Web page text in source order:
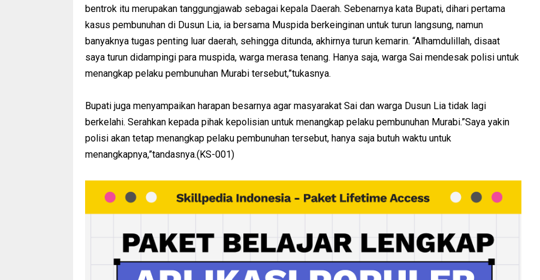
bentrok itu merupakan tanggungjawab sebagai kepala Daerah. Sebenarnya kata Bupati, dihari pertama
kasus pembunuhan di Dusun Lia, ia bersama Muspida berkeinginan untuk turun langsung, namun
banyaknya tugas penting luar daerah, sehingga ditunda, akhirnya turun kemarin. “Alhamdulillah, disaat
saya turun didampingi para muspida, warga merasa tenang. Hanya saja, warga Sai mendesak polisi untuk
menangkap pelaku pembunuhan Murabi tersebut,”tukasnya.
Bupati juga menyampaikan harapan besarnya agar masyarakat Sai dan warga Dusun Lia tidak lagi
berkelahi. Serahkan kepada pihak kepolisian untuk menangkap pelaku pembunuhan Murabi.”Saya yakin
polisi akan tetap menangkap pelaku pembunuhan tersebut, hanya saja butuh waktu untuk
menangkapnya,”tandasnya.(KS-001)